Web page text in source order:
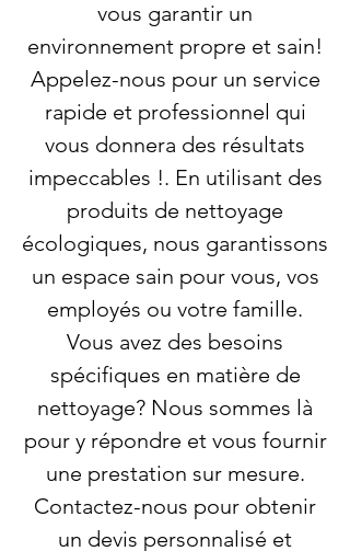
vous garantir un
environnement propre et sain!
Appelez-nous pour un service
rapide et professionnel qui
vous donnera des résultats
impeccables !. En utilisant des
produits de nettoyage
écologiques, nous garantissons
un espace sain pour vous, vos
employés ou votre famille.
Vous avez des besoins
spécifiques en matière de
nettoyage? Nous sommes là
pour y répondre et vous fournir
une prestation sur mesure.
Contactez-nous pour obtenir
un devis personnalisé et